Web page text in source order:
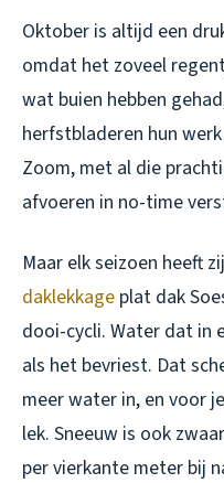
Oktober is altijd een
omdat het zoveel
wat buien hebben
herfstbladeren hun
Zoom, met al die
afvoeren in no-time
Maar elk seizoen heeft
daklekkage plat dak
dooi-cycli. Water dat in
als het bevriest. Dat
meer water in, en voor
lek. Sneeuw is ook
per vierkante meter bij